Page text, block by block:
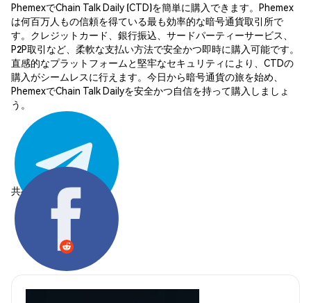
PhemexでChain Talk Daily (CTD)を簡単に購入できます。Phemex
は何百万人もの信頼を得ている最も効率的な暗号通貨取引所で
す。クレジットカード、銀行振込、サードパーティーサービス、
P2P取引など、柔軟な支払い方法で安全かつ即時に購入可能です。
直感的なプラットフォームと堅牢なセキュリティにより、CTDの
購入がシームレスに行えます。今日から暗号通貨の旅を始め、
PhemexでChain Talk Dailyを安全かつ自信を持って購入しましょ
う。
共有する: